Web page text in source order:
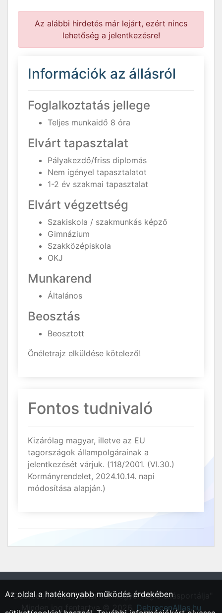
Az alábbi hirdetés már lejárt, ezért nincs
lehetőség a jelentkezésre!
Információk az állásról
Foglalkoztatás jellege
Teljes munkaidő 8 óra
Elvárt tapasztalat
Pályakezdő/friss diplomás
Nem igényel tapasztalatot
1-2 év szakmai tapasztalat
Elvárt végzettség
Szakiskola / szakmunkás képző
Gimnázium
Szakközépiskola
OKJ
Munkarend
Általános
Beosztás
Beosztott
Önéletrajz elküldése kötelező!
Fontos tudnivaló
Kizárólag magyar, illetve az EU
tagországok állampolgárainak a
jelentkezését várjuk. (118/2001. (VI.30.)
Kormányrendelet, 2024.10.14. napi
módosítása alapján.)
"Debrecen, Hajdú-Bihar vármegyei régió állásportálja"
Minden jog fentartva © 2026. DebrecenAllas.hu
Az oldal a hatékonyabb működés érdekében